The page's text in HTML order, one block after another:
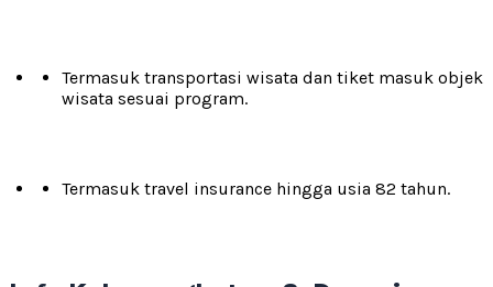
Termasuk transportasi wisata dan tiket masuk objek
wisata sesuai program.
Termasuk travel insurance hingga usia 82 tahun.